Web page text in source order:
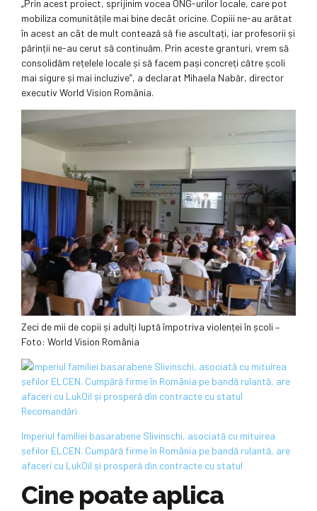
„Prin acest proiect, sprijinim vocea ONG-urilor locale, care pot
mobiliza comunitățile mai bine decât oricine. Copiii ne-au arătat
în acest an cât de mult contează să fie ascultați, iar profesorii și
părinții ne-au cerut să continuăm. Prin aceste granturi, vrem să
consolidăm rețelele locale și să facem pași concreți către școli
mai sigure și mai incluzive”, a declarat Mihaela Nabăr, director
executiv World Vision România.
Zeci de mii de copii și adulți luptă împotriva violenței în școli –
Foto: World Vision România
Recomandări
Imperiul familiei basarabene Slivinschi, asociată cu mituirea
șefilor ELCEN. Cumpără firme în România pe bandă rulantă, are
afaceri cu LukOil și prosperă din contracte cu statul
Cine poate aplica